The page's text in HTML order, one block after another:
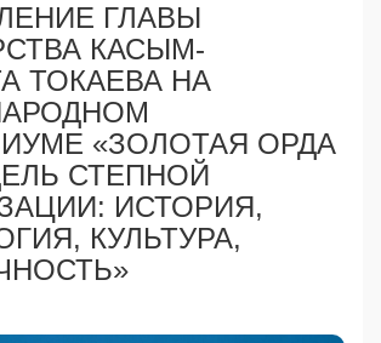
ГЛАВЫ
КАСЫМ-
ТОКАЕВА НА
«ЗОЛОТАЯ ОРДА
СТЕПНОЙ
ИСТОРИЯ,
КУЛЬТУРА,